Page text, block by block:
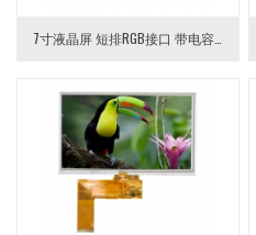
7寸液晶屏 短排RGB接口 带电容触摸